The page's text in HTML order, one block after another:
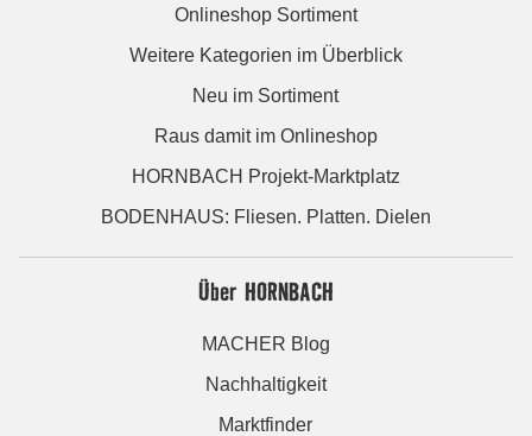
Onlineshop Sortiment
Weitere Kategorien im Überblick
Neu im Sortiment
Raus damit im Onlineshop
HORNBACH Projekt-Marktplatz
BODENHAUS: Fliesen. Platten. Dielen
Über HORNBACH
MACHER Blog
Nachhaltigkeit
Marktfinder